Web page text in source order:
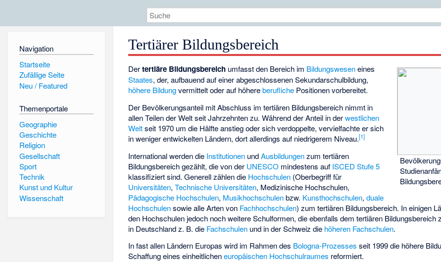
Navigation
Startseite
Zufällige Seite
Neu / Featured
Themenportale
Geographie
Geschichte
Religion
Gesellschaft
Sport
Technik
Kunst und Kultur
Wissenschaft
Tertiärer Bildungsbereich
Dertertiäre Bildungsbereich umfasst den Bereich im Bildungsweseneines
Staates, der, aufbauend auf einer abgeschlossenenSekundarschulbildung,
höhere Bildungvermittelt oder auf höhereberufliche Positionen vorbereitet.
Der Bevölkerungsanteil mit Abschluss im tertiären Bildungsbereich nimmt in
allen Teilen der Welt seit Jahrzehnten zu. Während der Anteil in derwestlichen
Weltseit 1970 um die Hälfte anstieg oder sich verdoppelte, vervielfachte er sich
in weniger entwickelten Ländern, dort allerdings auf niedrigerem Niveau.[1]
International werden die Institutionen undAusbildungenzum tertiären
Bildungsbereich gezählt, die von der UNESCO mindestens auf ISCED Stufe 5
klassifiziert sind. Generell zählen die Hochschulen (Oberbegriff für
Universitäten,Technische Universitäten, Medizinische Hochschulen,
Pädagogische Hochschulen, Musikhochschulenbzw. Kunsthochschulen,duale
Hochschulensowie alle Arten von Fachhochschulen) zum tertiären Bildungsbereich. In einigen
den Hochschulen jedoch noch weitere Schulformen, die ebenfalls dem tertiären Bildungsbereich
in Deutschland z. B. die Fachschulen und in der Schweiz die höheren Fachschulen.
In fast allen Ländern Europas wird im Rahmen des Bologna-Prozesses seit 1999 die höhere
Schaffung eines einheitlicheneuropäischen Hochschulraumes reformiert.